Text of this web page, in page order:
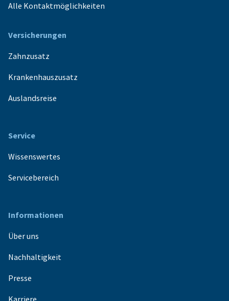
Alle Kontaktmöglichkeiten
Versicherungen
Zahnzusatz
Krankenhauszusatz
Auslandsreise
Service
Wissenswertes
Servicebereich
Informationen
Über uns
Nachhaltigkeit
Presse